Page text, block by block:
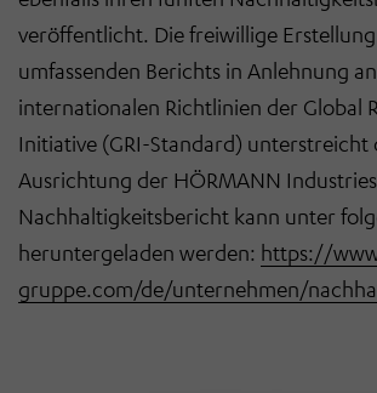
veröffentlicht. Die freiwillige Erstellung
umfassenden Berichts in Anlehnung
internationalen Richtlinien der Global
Initiative (GRI-Standard) unterstreicht
Ausrichtung der HÖRMANN
Nachhaltigkeitsbericht kann unter
heruntergeladen werden: https://
gruppe.com/de/unternehmen/